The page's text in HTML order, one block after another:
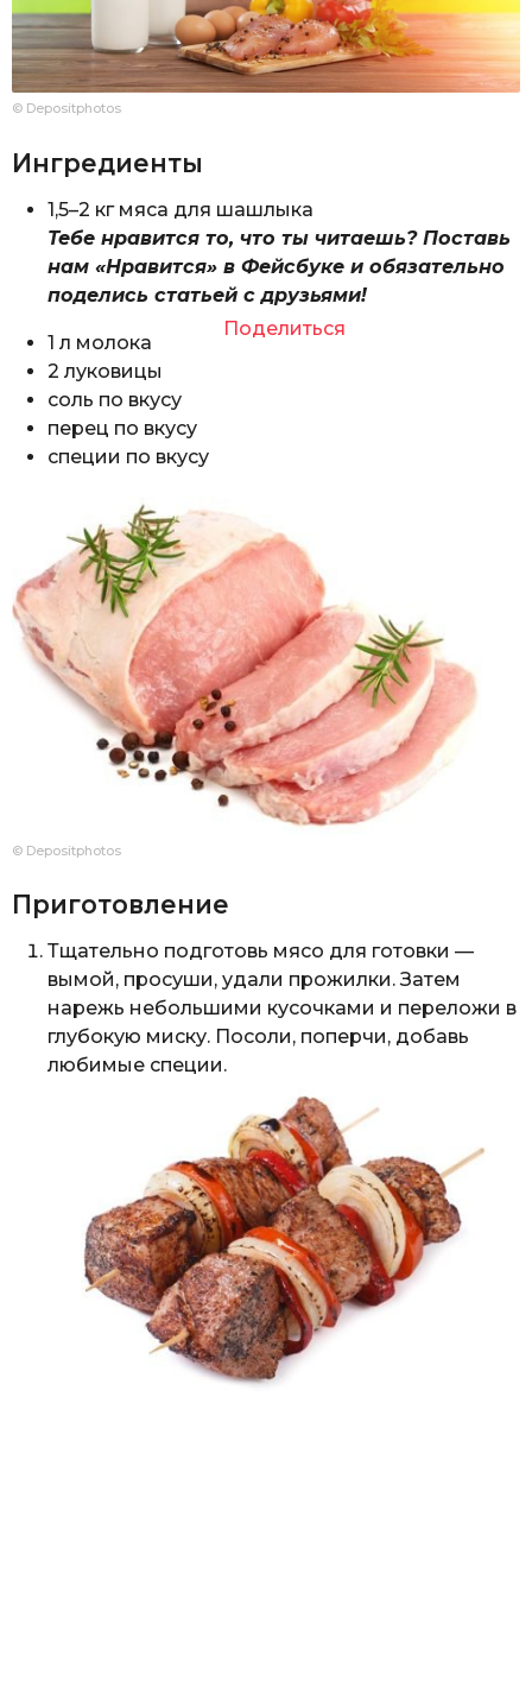
© Depositphotos
Ингредиенты
1,5–2 кг мяса для шашлыка
Тебе нравится то, что ты читаешь? Поставь
нам «Нравится» в Фейсбуке и обязательно
поделись статьей с друзьями!
Поделиться
1 л молока
2 луковицы
соль по вкусу
перец по вкусу
специи по вкусу
© Depositphotos
Приготовление
Тщательно подготовь мясо для готовки —
вымой, просуши, удали прожилки. Затем
нарежь небольшими кусочками и переложи в
глубокую миску. Посоли, поперчи, добавь
любимые специи.